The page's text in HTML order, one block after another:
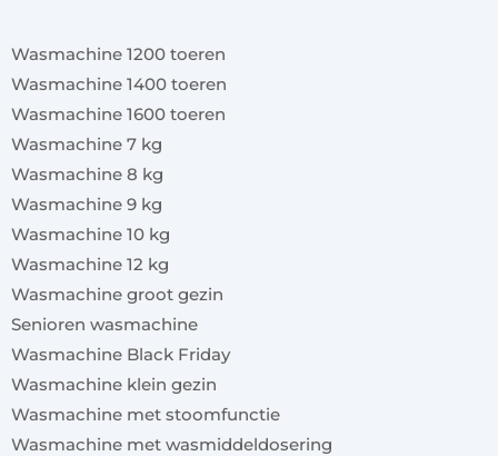
Wasmachine 1200 toeren
Wasmachine 1400 toeren
Wasmachine 1600 toeren
Wasmachine 7 kg
Wasmachine 8 kg
Wasmachine 9 kg
Wasmachine 10 kg
Wasmachine 12 kg
Wasmachine groot gezin
Senioren wasmachine
Wasmachine Black Friday
Wasmachine klein gezin
Wasmachine met stoomfunctie
Wasmachine met wasmiddeldosering